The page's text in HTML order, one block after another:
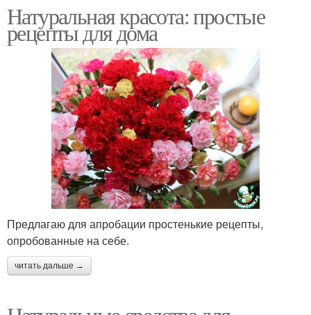
Натуральная красота: простые
рецепты для дома
Предлагаю для апробации простенькие рецепты,
опробованные на себе.
читать дальше →